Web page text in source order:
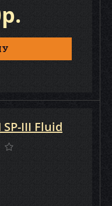
SP-III Fluid